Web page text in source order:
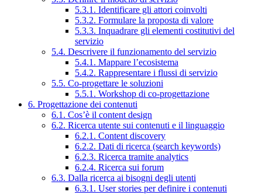
5.3.1. Identificare gli attori coinvolti
5.3.2. Formulare la proposta di valore
5.3.3. Inquadrare gli elementi costitutivi del
servizio
5.4. Descrivere il funzionamento del servizio
5.4.1. Mappare l’ecosistema
5.4.2. Rappresentare i flussi di servizio
5.5. Co-progettare le soluzioni
5.5.1. Workshop di co-progettazione
6. Progettazione dei contenuti
6.1. Cos’è il content design
6.2. Ricerca utente sui contenuti e il linguaggio
6.2.1. Content discovery
6.2.2. Dati di ricerca (search keywords)
6.2.3. Ricerca tramite analytics
6.2.4. Ricerca sui forum
6.3. Dalla ricerca ai bisogni degli utenti
6.3.1. User stories per definire i contenuti